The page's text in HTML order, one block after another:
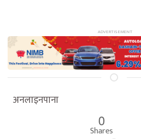
अनलाइनपाना
0
Shares